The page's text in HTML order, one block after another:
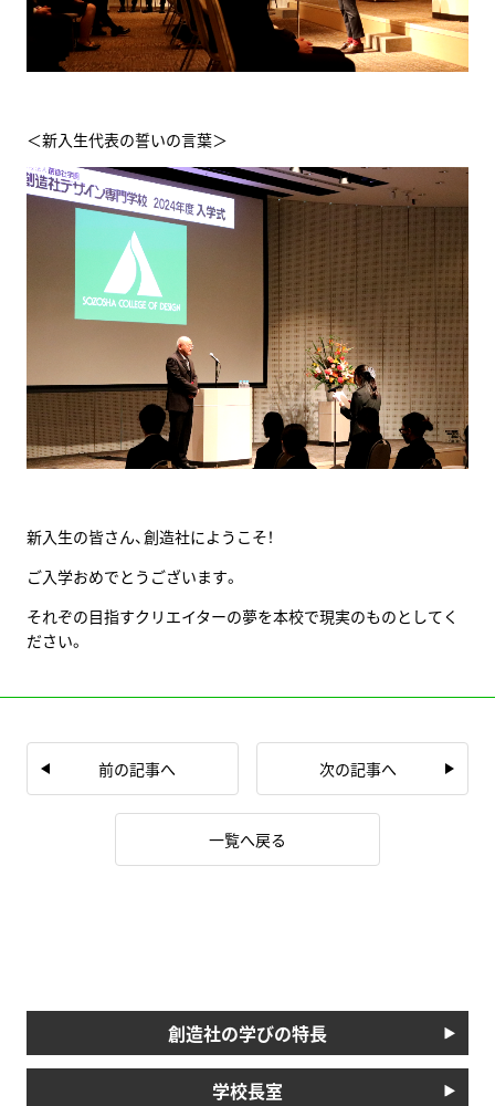
＜新入生代表の誓いの言葉＞
新入生の皆さん、創造社にようこそ！
ご入学おめでとうございます。
それぞの目指すクリエイターの夢を本校で現実のものとしてく
ださい。
前の記事へ 次の記事へ
一覧へ戻る
創造社の学びの特長
学校長室